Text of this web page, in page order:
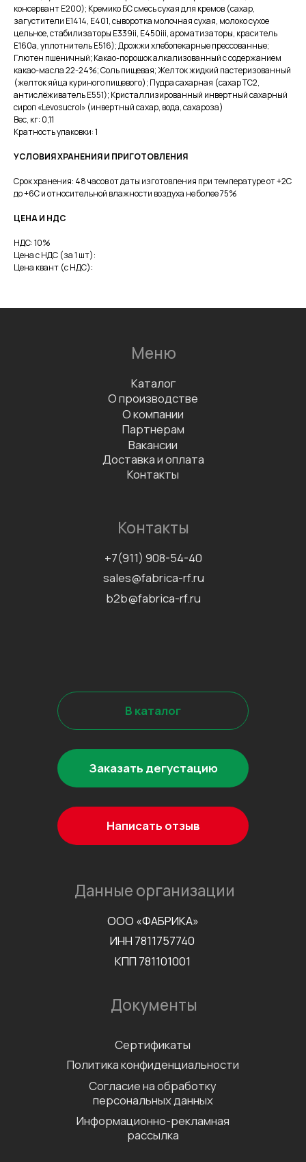
консервант Е200); Кремико БС смесь сухая для кремов (сахар,
загустители Е1414, Е401, сыворотка молочная сухая, молоко сухое
цельное, стабилизаторы Е339ii, Е450iii, ароматизаторы, краситель
Е160а, уплотнитель Е516); Дрожжи хлебопекарные прессованные;
Глютен пшеничный; Какао-порошок алкализованный с содержанием
какао-масла 22-24%; Соль пищевая; Желток жидкий пастеризованный
(желток яйца куриного пищевого); Пудра сахарная (сахар ТС2,
антислёживатель Е551); Кристаллизированный инвертный сахарный
сироп «Levosucrol» (инвертный сахар, вода, сахароза)
Вес, кг: 0,11
Кратность упаковки: 1
УСЛОВИЯ ХРАНЕНИЯ И ПРИГОТОВЛЕНИЯ
Срок хранения: 48 часов от даты изготовления при температуре от +2С
до +6С и относительной влажности воздуха не более 75%
ЦЕНА И НДС
НДС: 10%
Цена с НДС (за 1 шт):
Цена квант (с НДС):
Написать отзыв
Заказать дегустацию
Разработка сайта
КПП 781101001
ИНН 7811757740
Данные организации
Документы
Контакты
sales@fabrica-rf.ru
Сертификаты
рассылка
Политика конфиденциальности
О производстве
О компании
Партнерам
Вакансии
Доставка и оплата
Контакты